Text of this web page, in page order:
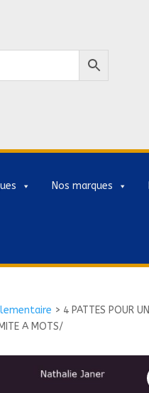
Nos marques
> 4 PATTES POUR UN
A MOTS/